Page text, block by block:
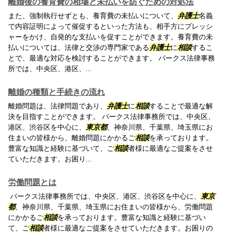
離婚後の養育費の相場と未払いを防ぐための対処法
また、強制執行せずとも、養育費の未払いについて、 弁護士名義
で内容証明によって催促するといった方法も、相手方にプレッシ
ャーをかけ、自発的な支払いを促すことができます。養育費の未
払いについては、法律と交渉の専門家である弁護士に相談するこ
とで、最適な対応を検討することができます。 パークス法律事務
所では、中央区、港区、...
離婚の種類と手続きの流れ
離婚問題は、法律問題であり、 弁護士に相談することで最適な解
決を目指すことができます。 パークス法律事務所では、中央区、
港区、渋谷区を中心に、
東京都、神奈川県、千葉県、埼玉県にお
住まいの皆様から、離婚問題にかかるご相談を承っております。
豊富な知識と経験に基づいて、ご相談者様に最適なご提案をさせ
ていただきます。お困り...
労働問題とは
パークス法律事務所では、中央区、港区、渋谷区を中心に、
東京
都、神奈川県、千葉県、埼玉県にお住まいの皆様から、労働問題
にかかるご相談を承っております。豊富な知識と経験に基づい
て、ご相談者様に最適なご提案をさせていただきます。お困りの